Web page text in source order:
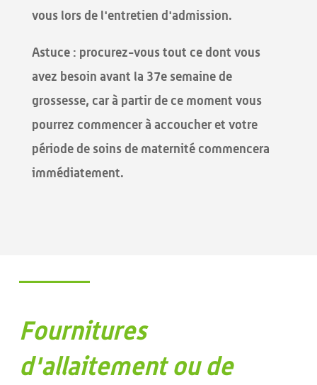
vous lors de l'entretien d'admission.
Astuce : procurez-vous tout ce dont vous
avez besoin avant la 37e semaine de
grossesse, car à partir de ce moment vous
pourrez commencer à accoucher et votre
période de soins de maternité commencera
immédiatement.
Fournitures
d'allaitement ou de